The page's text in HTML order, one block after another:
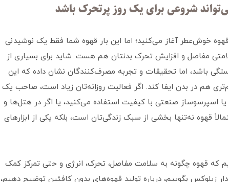
شروعی برای یک روز پرتحرک باشد
خوش‌عطر آغاز می‌کنید؛ اما این بار قهوه شما فقط یک نوشیدنی
مفاصل و افزایش تحرک بدنتان هم هست. شاید برای بسیاری از
باشد، اما تحقیقات و تجربه مصرف‌کنندگان نشان داده که این
هم در بدن ایفا کند. اگر فعالیت روزانه‌تان زیاد است، صاحب یک
صنعتی با کیفیت استفاده می‌کنید، یا اگر در هتل‌ها و
قهوه نه‌تنها بخشی از سبک زندگی‌تان است، بلکه یکی از ابزارهای
که قهوه چگونه به سلامت مفاصل، تحرک، انرژی و حتی تمرکز کمک
زیلوکس بگوییم، درباره تولید قهوه‌های بدون کافئین توضیح دهیم،